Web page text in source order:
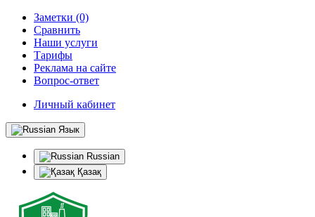
Заметки (0)
Сравнить
Наши услуги
Тарифы
Реклама на сайте
Вопрос-ответ
Личный кабинет
Язык
Russian
Қазақ